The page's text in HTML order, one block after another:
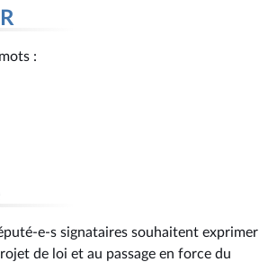
:
e-s signataires souhaitent
de loi et au passage en force du